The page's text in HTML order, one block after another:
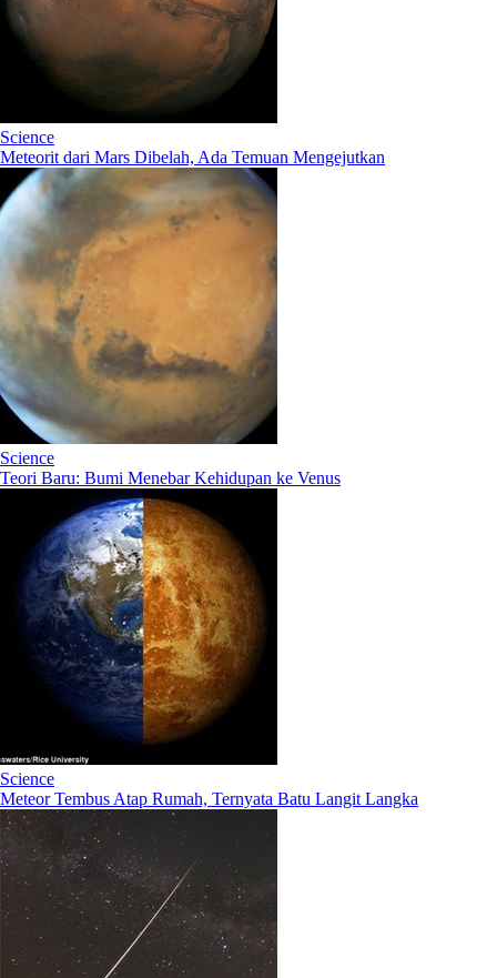
Science
Meteorit dari Mars Dibelah, Ada Temuan Mengejutkan
Science
Teori Baru: Bumi Menebar Kehidupan ke Venus
Science
Meteor Tembus Atap Rumah, Ternyata Batu Langit Langka